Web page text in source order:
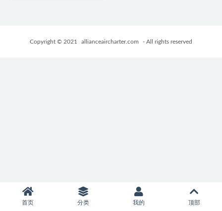
Copyright © 2021 allianceaircharter.com - All rights reserved
首页 分类 我的 顶部